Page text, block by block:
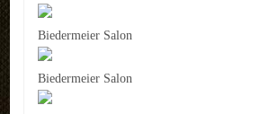
Biedermeier Salon
Biedermeier Salon